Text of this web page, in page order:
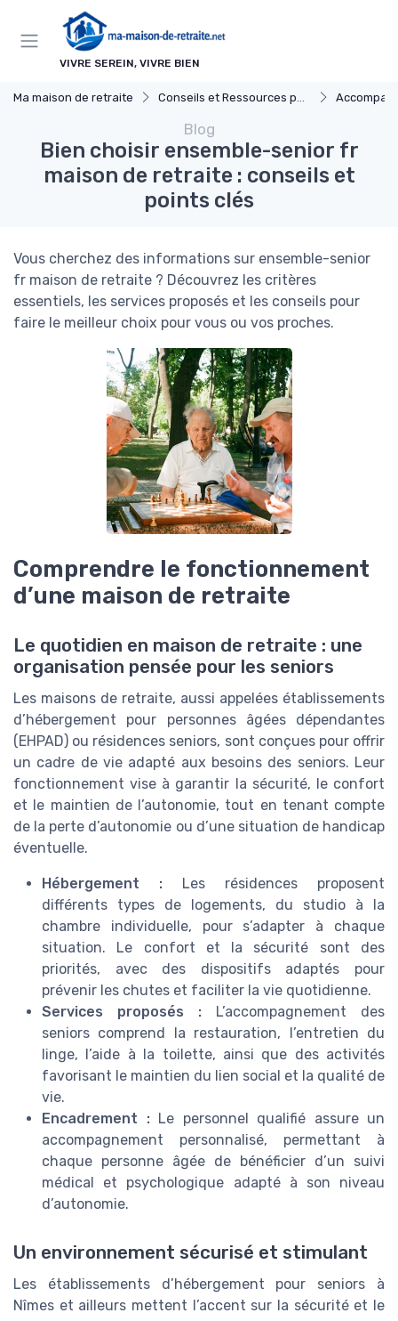
VIVRE SEREIN, VIVRE BIEN
Ma maison de retraite Conseils et Ressources pour les Familles Accompagner un
Blog
Bien choisir ensemble-senior fr
maison de retraite : conseils et
points clés
Vous cherchez des informations sur ensemble-senior
fr maison de retraite ? Découvrez les critères
essentiels, les services proposés et les conseils pour
faire le meilleur choix pour vous ou vos proches.
Comprendre le fonctionnement
d’une maison de retraite
Le quotidien en maison de retraite : une
organisation pensée pour les seniors
Les maisons de retraite, aussi appelées établissements
d’hébergement pour personnes âgées dépendantes
(EHPAD) ou résidences seniors, sont conçues pour offrir
un cadre de vie adapté aux besoins des seniors. Leur
fonctionnement vise à garantir la sécurité, le confort
et le maintien de l’autonomie, tout en tenant compte
de la perte d’autonomie ou d’une situation de handicap
éventuelle.
Hébergement : Les résidences proposent
différents types de logements, du studio à la
chambre individuelle, pour s’adapter à chaque
situation. Le confort et la sécurité sont des
priorités, avec des dispositifs adaptés pour
prévenir les chutes et faciliter la vie quotidienne.
Services proposés : L’accompagnement des
seniors comprend la restauration, l’entretien du
linge, l’aide à la toilette, ainsi que des activités
favorisant le maintien du lien social et la qualité de
vie.
Encadrement :Le personnel qualifié assure un
accompagnement personnalisé, permettant à
chaque personne âgée de bénéficier d’un suivi
médical et psychologique adapté à son niveau
d’autonomie.
Un environnement sécurisé et stimulant
Les établissements d’hébergement pour seniors à
Nîmes et ailleurs mettent l’accent sur la sécurité et le
Panneau de gestion des cookies